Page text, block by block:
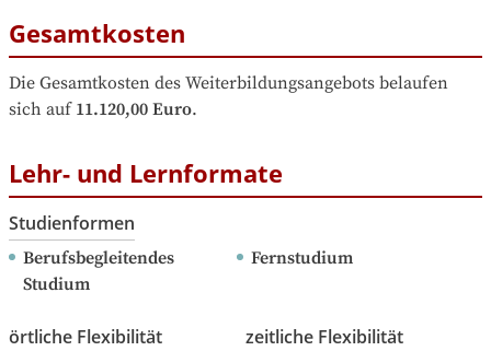
Gesamtkosten
Die Gesamtkosten des Weiterbildungsangebots belaufen
sich auf 11.120,00 Euro.
Lehr- und Lernformate
Studienformen
Berufsbegleitendes
Studium
Fernstudium
örtliche Flexibilität zeitliche Flexibilität